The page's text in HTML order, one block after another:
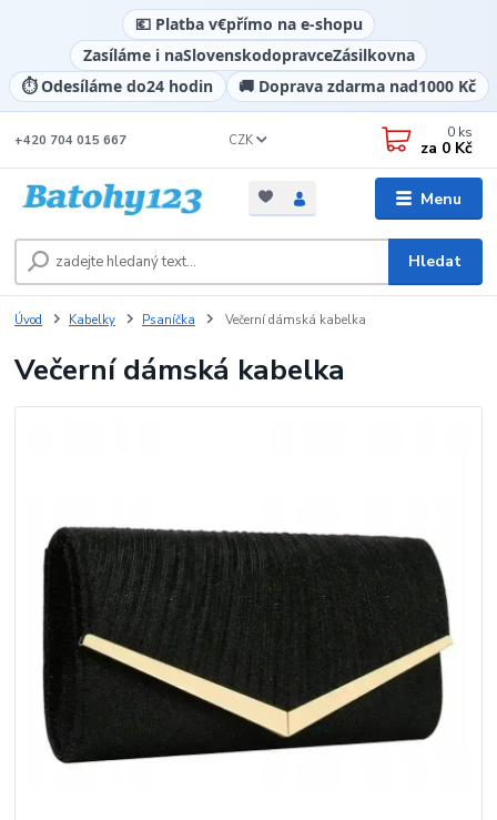
💶 Platba v€přímo na e-shopu
Zasíláme i naSlovenskodopravceZásilkovna
⏱️ Odesíláme do24 hodin 🚚 Doprava zdarma nad1000 Kč
Menu
CZK
Hledat
+420 704 015 667 0 ks
za 0 Kč
Úvod Kabelky Psaníčka Večerní dámská kabelka
Večerní dámská kabelka